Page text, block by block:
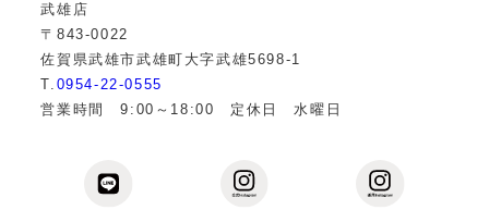
武雄店
〒843-0022
佐賀県武雄市武雄町大字武雄5698-1
T. 0954-22-0555
営業時間 9:00～18:00 定休日 水曜日